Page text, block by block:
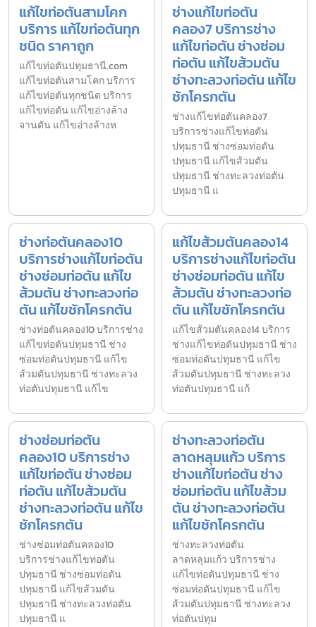
แก้ไขท่อตันสามโคก
บริการ แก้ไขท่อตันทุก
ชนิด ราคาถูก
แก้ไขท่อตันปทุมธานี.com
แก้ไขท่อตันสามโคก บริการ
แก้ไขท่อตันทุกชนิด บริการ
แก้ไขท่อตัน แก้ไขอ่างล้าง
จานตัน แก้ไขอ่างล้างห
ช่างแก้ไขท่อตัน
คลอง7 บริการช่าง
แก้ไขท่อตัน ช่างซ่อม
ท่อตัน แก้ไขส้วมตัน
ช่างทะลวงท่อตัน แก้ไข
ชักโครกตัน
ช่างแก้ไขท่อตันคลอง7
บริการช่างแก้ไขท่อตัน
ปทุมธานี ช่างซ่อมท่อตัน
ปทุมธานี แก้ไขส้วมตัน
ปทุมธานี ช่างทะลวงท่อตัน
ปทุมธานี แ
ช่างท่อตันคลอง10
บริการช่างแก้ไขท่อตัน
ช่างซ่อมท่อตัน แก้ไข
ส้วมตัน ช่างทะลวงท่อ
ตัน แก้ไขชักโครกตัน
ช่างท่อตันคลอง10 บริการช่าง
แก้ไขท่อตันปทุมธานี ช่าง
ซ่อมท่อตันปทุมธานี แก้ไข
ส้วมตันปทุมธานี ช่างทะลวง
ท่อตันปทุมธานี แก้ไข
แก้ไขส้วมตันคลอง14
บริการช่างแก้ไขท่อตัน
ช่างซ่อมท่อตัน แก้ไข
ส้วมตัน ช่างทะลวงท่อ
ตัน แก้ไขชักโครกตัน
แก้ไขส้วมตันคลอง14 บริการ
ช่างแก้ไขท่อตันปทุมธานี ช่าง
ซ่อมท่อตันปทุมธานี แก้ไข
ส้วมตันปทุมธานี ช่างทะลวง
ท่อตันปทุมธานี แก้
ช่างซ่อมท่อตัน
คลอง10 บริการช่าง
แก้ไขท่อตัน ช่างซ่อม
ท่อตัน แก้ไขส้วมตัน
ช่างทะลวงท่อตัน แก้ไข
ชักโครกตัน
ช่างซ่อมท่อตันคลอง10
บริการช่างแก้ไขท่อตัน
ปทุมธานี ช่างซ่อมท่อตัน
ปทุมธานี แก้ไขส้วมตัน
ปทุมธานี ช่างทะลวงท่อตัน
ปทุมธานี แ
ช่างทะลวงท่อตัน
ลาดหลุมแก้ว บริการ
ช่างแก้ไขท่อตัน ช่าง
ซ่อมท่อตัน แก้ไขส้วม
ตัน ช่างทะลวงท่อตัน
แก้ไขชักโครกตัน
ช่างทะลวงท่อตัน
ลาดหลุมแก้ว บริการช่าง
แก้ไขท่อตันปทุมธานี ช่าง
ซ่อมท่อตันปทุมธานี แก้ไข
ส้วมตันปทุมธานี ช่างทะลวง
ท่อตันปทุม